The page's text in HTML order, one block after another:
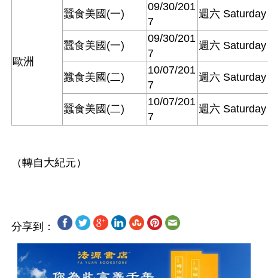
歐洲
蠶食美國(一)
09/30/201
7
週六 Saturday
蠶食美國(一)
09/30/201
7
週六 Saturday
蠶食美國(二)
10/07/201
7
週六 Saturday
蠶食美國(二)
10/07/201
7
週六 Saturday
（轉自大紀元）
分享到：